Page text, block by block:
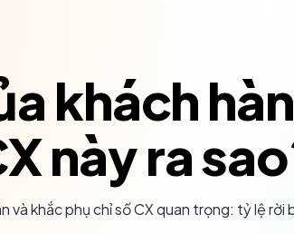
khách
này ra
khắc phụ chỉ số CX quan trọng: tỷ lệ rời